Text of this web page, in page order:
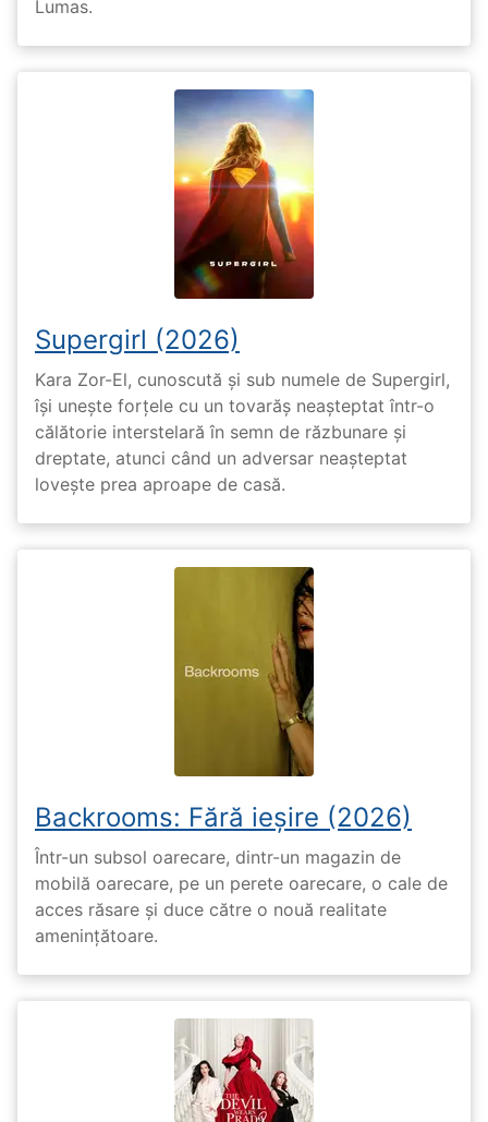
Lumas.
Supergirl (2026)
Kara Zor-El, cunoscută și sub numele de Supergirl,
își unește forțele cu un tovarăș neașteptat într-o
călătorie interstelară în semn de răzbunare și
dreptate, atunci când un adversar neașteptat
lovește prea aproape de casă.
Backrooms: Fără ieșire (2026)
Într-un subsol oarecare, dintr-un magazin de
mobilă oarecare, pe un perete oarecare, o cale de
acces răsare și duce către o nouă realitate
amenințătoare.